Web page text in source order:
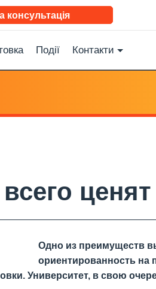
консультація
Події Контакти
Одно из преимуществ
ориентированность на
Университет, в свою